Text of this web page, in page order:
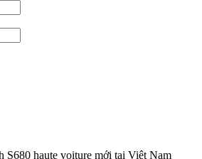
S680 haute voiture mới tại Việt Nam